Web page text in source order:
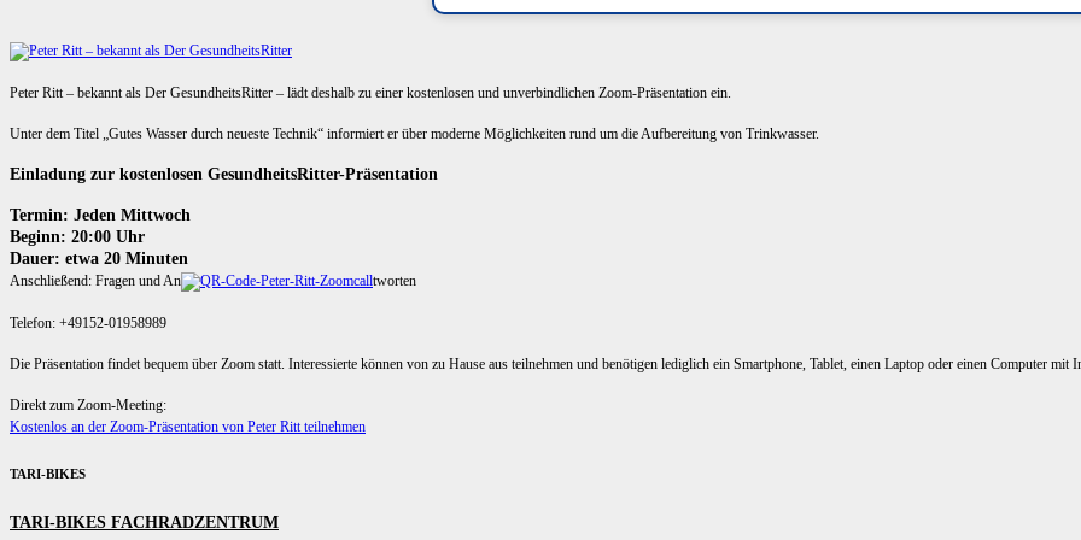
Peter Ritt – bekannt als Der GesundheitsRitter – lädt deshalb zu einer kostenlosen und unverbindlichen Zoom-Präsentation ein.
Unter dem Titel „Gutes Wasser durch neueste Technik“ informiert er über moderne Möglichkeiten rund um die Aufbereitung von Trinkwasser.
Einladung zur kostenlosen GesundheitsRitter-Präsentation
Termin: Jeden Mittwoch
Beginn: 20:00 Uhr
Dauer: etwa 20 Minuten
Anschließend: Fragen und An tworten
Telefon: +49152-01958989
Die Präsentation findet bequem über Zoom statt. Interessierte können von zu Hause aus teilnehmen und benötigen lediglich ein Smartphone, Tablet, einen Laptop oder einen Computer mit
Direkt zum Zoom-Meeting:
Kostenlos an der Zoom-Präsentation von Peter Ritt teilnehmen
TARI-BIKES
TARI-BIKES FACHRADZENTRUM